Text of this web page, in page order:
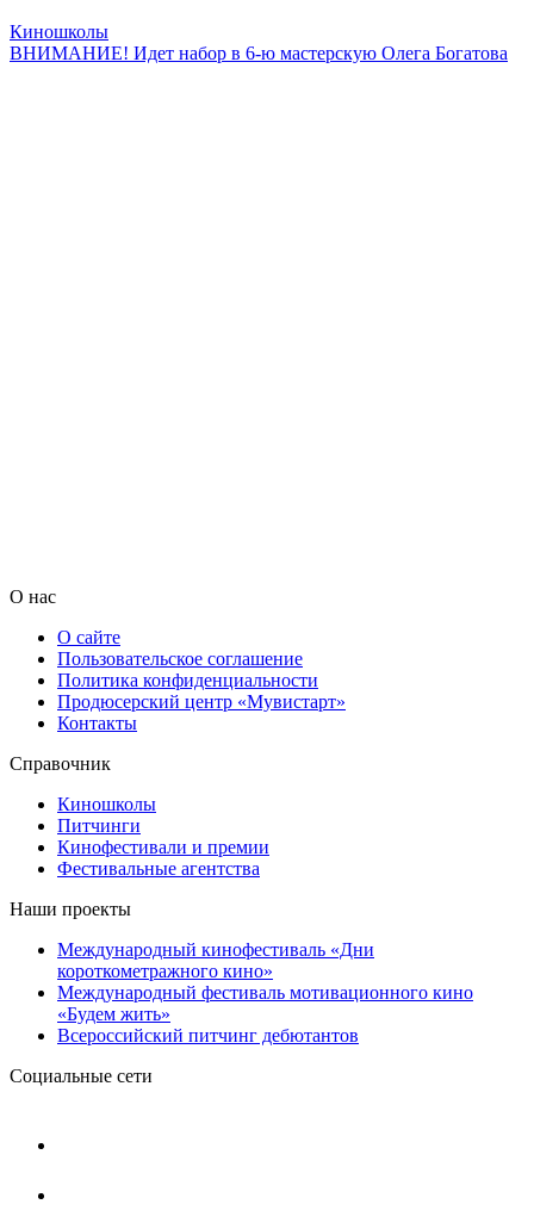
Киношколы
ВНИМАНИЕ! Идет набор в 6-ю мастерскую Олега Богатова
О нас
О сайте
Пользовательское соглашение
Политика конфиденциальности
Продюсерский центр «Мувистарт»
Контакты
Справочник
Киношколы
Питчинги
Кинофестивали и премии
Фестивальные агентства
Наши проекты
Международный кинофестиваль «Дни
короткометражного кино»
Международный фестиваль мотивационного кино
«Будем жить»
Всероссийский питчинг дебютантов
Социальные сети